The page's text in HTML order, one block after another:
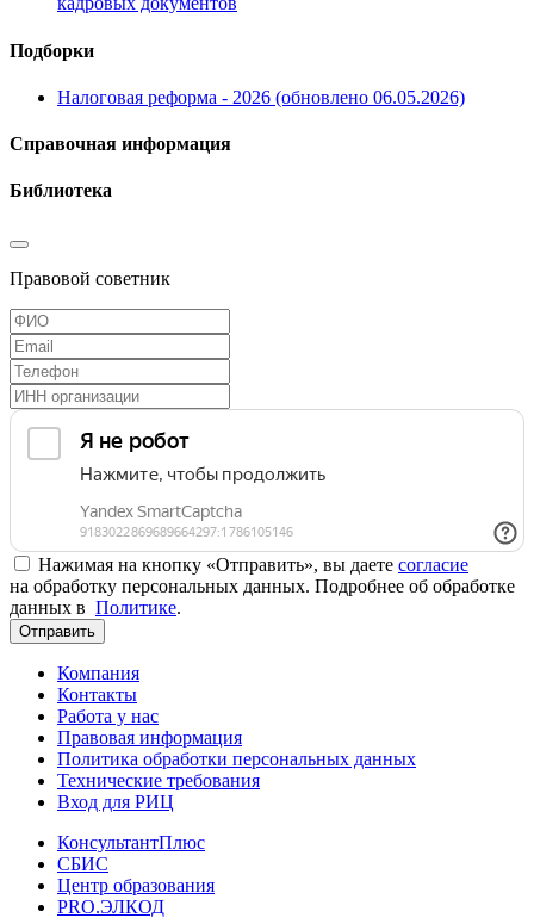
Подборки
Налоговая реформа - 2026 (обновлено 06.05.2026)
Справочная информация
Библиотека
Правовой советник
Нажимая на кнопку «Отправить», вы даете согласие
на обработку персональных данных. Подробнее об обработке
данных в Политике.
Отправить
Компания
Контакты
Работа у нас
Правовая информация
Политика обработки персональных данных
Технические требования
Вход для РИЦ
КонсультантПлюс
СБИС
Центр образования
PRO.ЭЛКОД